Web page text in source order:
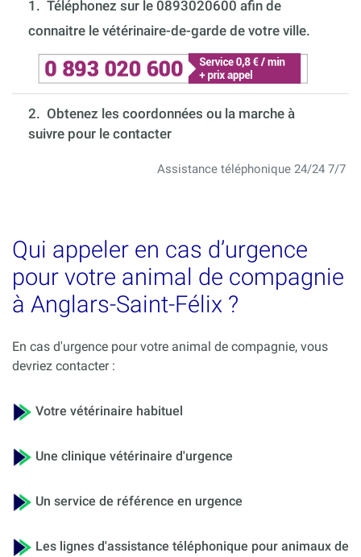
1. Téléphonez sur le 0893020600 afin de
connaitre le vétérinaire-de-garde de votre ville.
2. Obtenez les coordonnées ou la marche à
suivre pour le contacter
Assistance téléphonique 24/24 7/7
Qui appeler en cas d’urgence
pour votre animal de compagnie
à Anglars-Saint-Félix ?
En cas d'urgence pour votre animal de compagnie, vous
devriez contacter :
Votre vétérinaire habituel
Une clinique vétérinaire d'urgence
Un service de référence en urgence
Les lignes d'assistance téléphonique pour animaux de